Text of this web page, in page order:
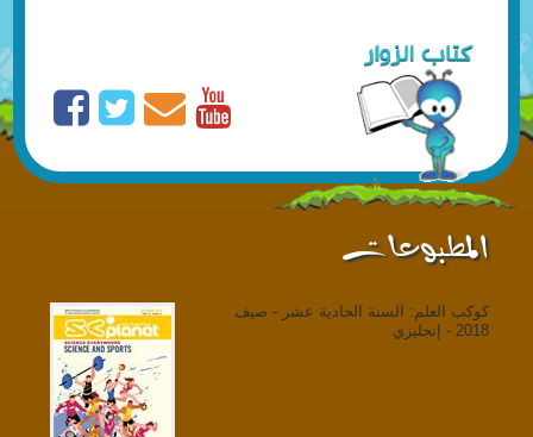
المطبوعات
كوكب العلم: السنة الحادية عشر - صيف
2018 - إنجليزي